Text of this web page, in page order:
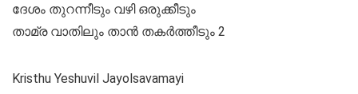
ദേശം തുറന്നീടും വഴി ഒരുക്കീടും
താമ്ര വാതിലും താൻ തകർത്തീടും 2
Kristhu Yeshuvil Jayolsavamayi